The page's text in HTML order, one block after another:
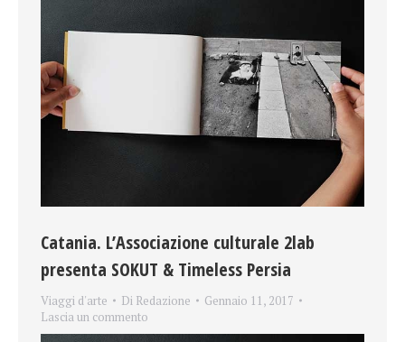
Catania. L’Associazione culturale 2lab
presenta SOKUT & Timeless Persia
Viaggi d'arte Di Redazione
Gennaio 11, 2017
Lascia un commento